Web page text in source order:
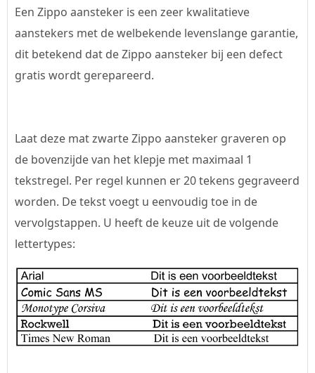
Een Zippo aansteker is een zeer kwalitatieve
aanstekers met de welbekende levenslange garantie,
dit betekend dat de Zippo aansteker bij een defect
gratis wordt gerepareerd.
Laat deze mat zwarte Zippo aansteker graveren op
de bovenzijde van het klepje met maximaal 1
tekstregel. Per regel kunnen er 20 tekens gegraveerd
worden. De tekst voegt u eenvoudig toe in de
vervolgstappen. U heeft de keuze uit de volgende
lettertypes: